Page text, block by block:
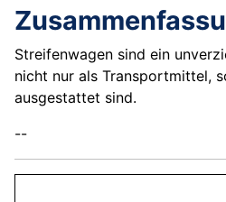
Streifenwagen sind ein
nicht nur als Transportmittel,
ausgestattet sind.
--